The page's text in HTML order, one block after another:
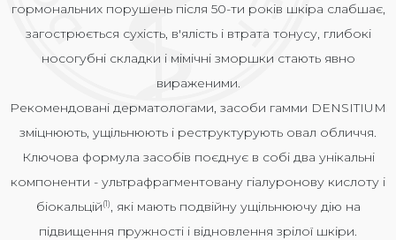
гормональних порушень після 50-ти років шкіра слабшає,
загострюється сухість, в'ялість і втрата тонусу, глибокі
носогубні складки і мімічні зморшки стають явно
вираженими.
Рекомендовані дерматологами, засоби гамми DENSITIUM
зміцнюють, ущільнюють і реструктурують овал обличчя.
Ключова формула засобів поєднує в собі два унікальні
компоненти - ультрафрагментовану гіалуронову кислоту і
біoкальцій(1), які мають подвійну ущільнюючу дію на
підвищення пружності і відновлення зрілої шкіри.